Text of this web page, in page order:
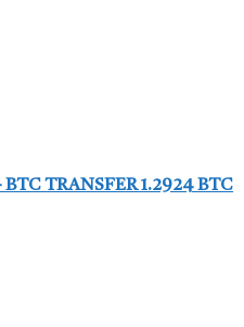
TRANSFER 1.2924 BTC